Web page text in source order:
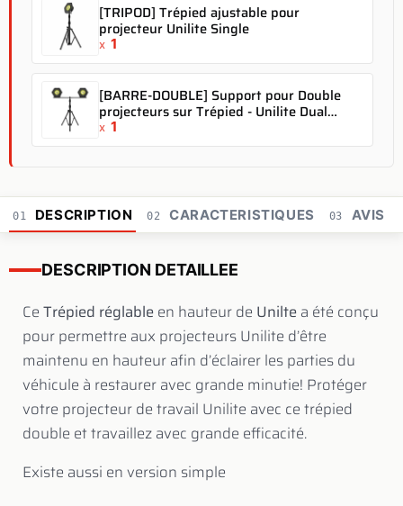
[TRIPOD] Trépied ajustable pour
projecteur Unilite Single
x 1
[BARRE-DOUBLE] Support pour Double
projecteurs sur Trépied - Unilite Dual
Bracket
x 1
01 DESCRIPTION 02 CARACTERISTIQUES 03 AVIS
DESCRIPTION DETAILLEE
CeTrépied réglableen hauteur de Uniltea été conçu
pour permettre aux projecteurs Unilite d’être
maintenu en hauteur afin d’éclairer les parties du
véhicule à restaurer avec grande minutie! Protéger
votre projecteur de travail Unilite avec ce trépied
double et travaillez avec grande efficacité.
Existe aussi en version simple